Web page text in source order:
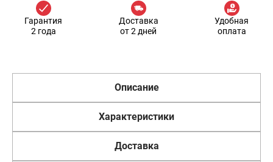
Гарантия
2 года
Доставка
от 2 дней
Удобная
оплата
Описание
Характеристики
Доставка